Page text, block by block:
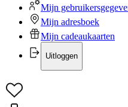
Mijn
Mijn adresboek
Mijn cadeaukaarten
Uitloggen